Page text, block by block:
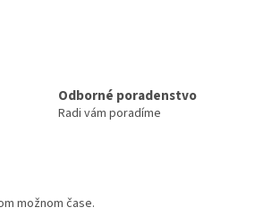
Odborné poradenstvo
Radi vám poradíme
možnom čase.